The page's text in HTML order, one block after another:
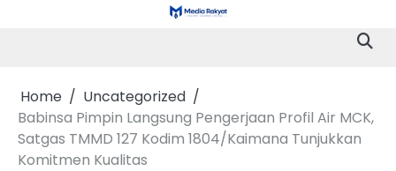
Home
Uncategorized
Babinsa Pimpin Langsung Pengerjaan Profil Air MCK,
Satgas TMMD 127 Kodim 1804/Kaimana Tunjukkan
Komitmen Kualitas